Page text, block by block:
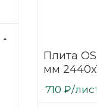
Плита
мм
710 ₽/